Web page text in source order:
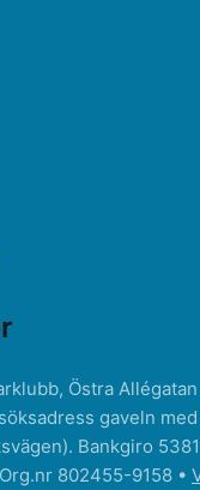
Östra
gaveln
Bankgiro
802455-9158 •